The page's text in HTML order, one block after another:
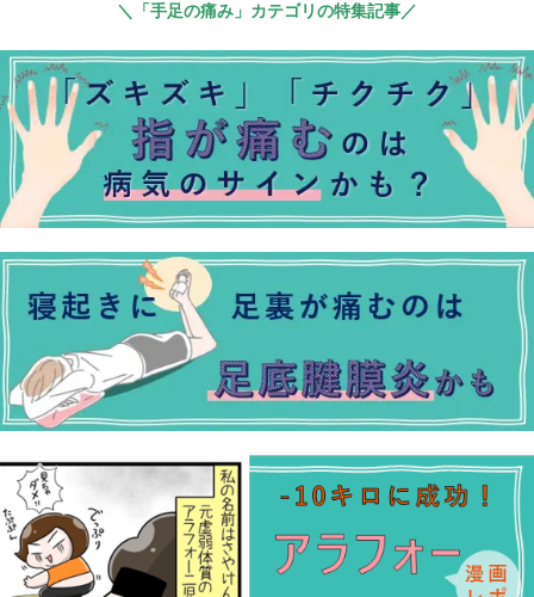
＼「手足の痛み」カテゴリの特集記事／